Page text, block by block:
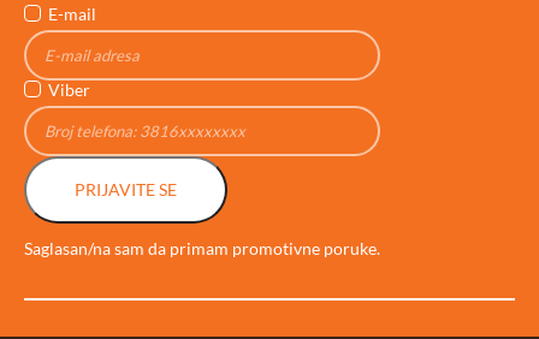
E-mail
Viber
PRIJAVITE SE
Saglasan/na sam da primam promotivne poruke.